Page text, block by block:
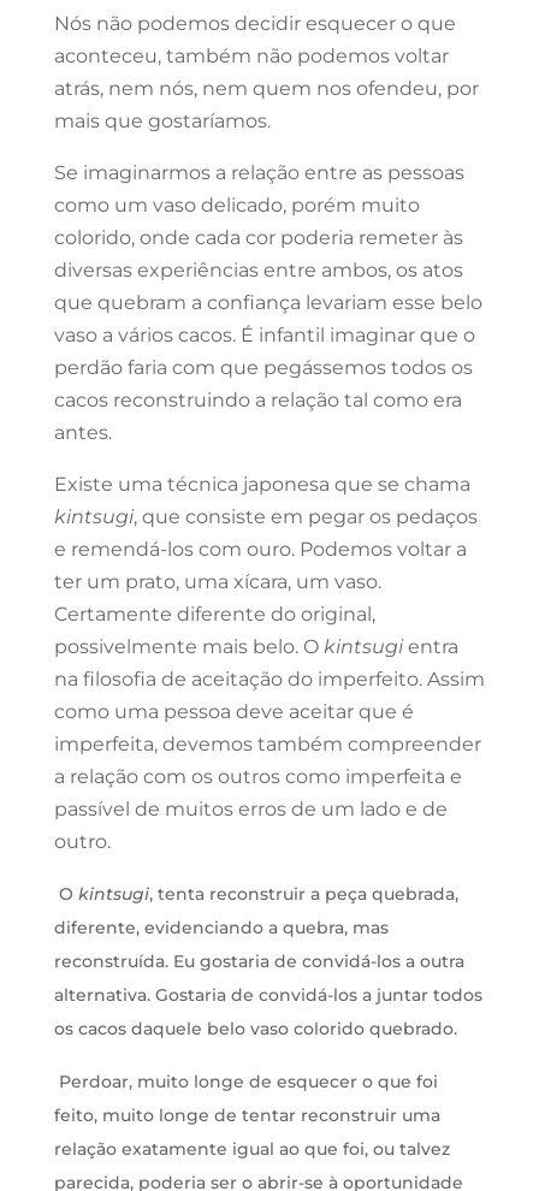
Nós não podemos decidir esquecer o que
aconteceu, também não podemos voltar
atrás, nem nós, nem quem nos ofendeu, por
mais que gostaríamos.
Se imaginarmos a relação entre as pessoas
como um vaso delicado, porém muito
colorido, onde cada cor poderia remeter às
diversas experiências entre ambos, os atos
que quebram a confiança levariam esse belo
vaso a vários cacos. É infantil imaginar que o
perdão faria com que pegássemos todos os
cacos reconstruindo a relação tal como era
antes.
Existe uma técnica japonesa que se chama
kintsugi, que consiste em pegar os pedaços
e remendá-los com ouro. Podemos voltar a
ter um prato, uma xícara, um vaso.
Certamente diferente do original,
possivelmente mais belo. O kintsugientra
na filosofia de aceitação do imperfeito. Assim
como uma pessoa deve aceitar que é
imperfeita, devemos também compreender
a relação com os outros como imperfeita e
passível de muitos erros de um lado e de
outro.
O kintsugi, tenta reconstruir a peça quebrada,
diferente, evidenciando a quebra, mas
reconstruída. Eu gostaria de convidá-los a outra
alternativa. Gostaria de convidá-los a juntar todos
os cacos daquele belo vaso colorido quebrado.
Perdoar, muito longe de esquecer o que foi
feito, muito longe de tentar reconstruir uma
relação exatamente igual ao que foi, ou talvez
parecida, poderia ser o abrir-se à oportunidade